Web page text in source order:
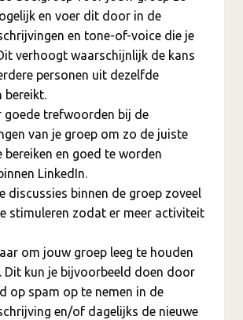
en voer dit door in de
en tone-of-voice die je
verhoogt waarschijnlijk de kans
personen uit dezelfde
bereikt.
goede trefwoorden bij de
van je groep om zo de juiste
bereiken en goed te worden
LinkedIn.
discussies binnen de groep zoveel
stimuleren zodat er meer activiteit
om jouw groep leeg te houden
Dit kun je bijvoorbeeld doen door
op spam op te nemen in de
en/of dagelijks de nieuwe